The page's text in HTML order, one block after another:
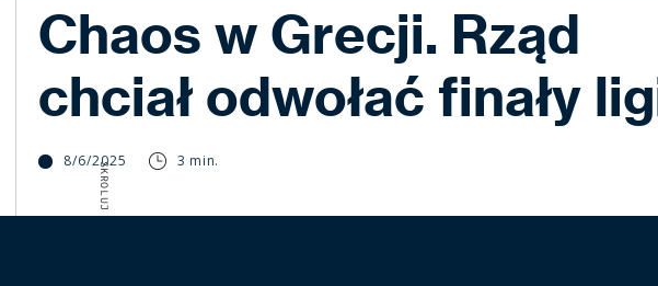
Chaos w Grecji. Rząd
chciał odwołać finały
8/6/2025 3 min.
SKROLUJ W DÓŁ